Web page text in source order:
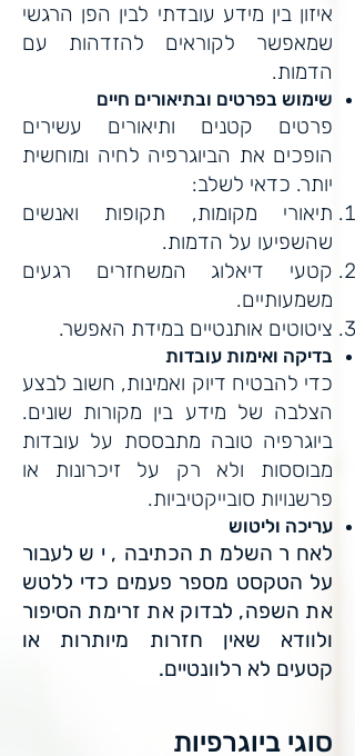
איזון בין מידע עובדתי לבין הפן הרגשי
שמאפשר לקוראים להזדהות עם
הדמות.
שימוש בפרטים ובתיאורים חיים
פרטים קטנים ותיאורים עשירים
הופכים את הביוגרפיה לחיה ומוחשית
יותר. כדאי לשלב:
תיאורי מקומות, תקופות ואנשים
שהשפיעו על הדמות.
קטעי דיאלוג המשחזרים רגעים
משמעותיים.
ציטוטים אותנטיים במידת האפשר.
בדיקה ואימות עובדות
כדי להבטיח דיוק ואמינות, חשוב לבצע
הצלבה של מידע בין מקורות שונים.
ביוגרפיה טובה מתבססת על עובדות
מבוססות ולא רק על זיכרונות או
פרשנויות סובייקטיביות.
עריכה וליטוש
לאחר השלמת הכתיבה, יש לעבור
על הטקסט מספר פעמים כדי ללטש
את השפה, לבדוק את זרימת הסיפור
ולוודא שאין חזרות מיותרות או
קטעים לא רלוונטיים.
סוגי ביוגרפיות